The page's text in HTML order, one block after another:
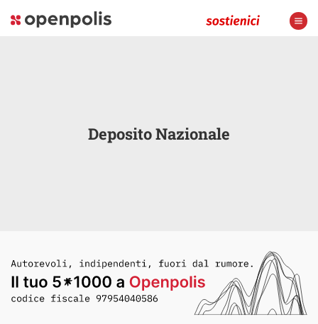
Deposito Nazionale